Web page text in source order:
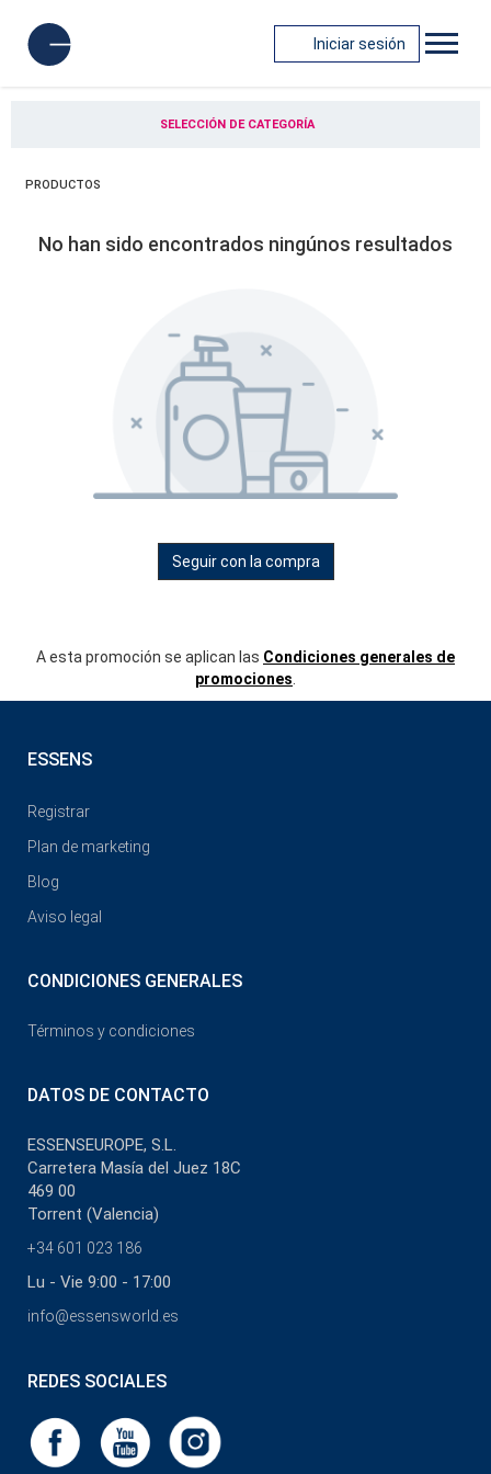
Iniciar sesión
SELECCIÓN DE CATEGORÍA
PRODUCTOS
No han sido encontrados ningúnos resultados
Seguir con la compra
A esta promoción se aplican las Condiciones generales de
promociones
ESSENS
Registrar
Plan de marketing
Blog
Aviso legal
CONDICIONES GENERALES
Términos y condiciones
DATOS DE CONTACTO
ESSENSEUROPE, S.L.
Carretera Masía del Juez 18C
469 00
Torrent (Valencia)
+34 601 023 186
Lu - Vie 9:00 - 17:00
info@essensworld.es
REDES SOCIALES